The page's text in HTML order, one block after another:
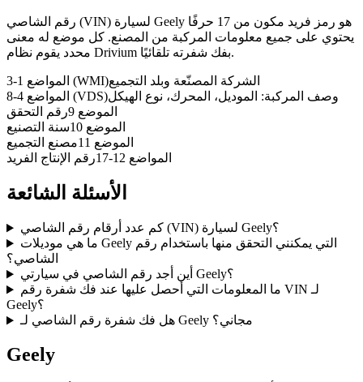
رقم الشاصي (VIN) لسيارة Geely هو رمز فريد مكون من 17 حرفًا
يحتوي على جميع معلومات المركبة من المصنع. كل موضع له معنى
محدد يقوم نظام Drivium بفك شفرته تلقائيًا.
المواضع 1-3 (WMI)الشركة المصنّعة وبلد التجميع
المواضع 4-8 (VDS)وصف المركبة: الموديل، المحرك، نوع الهيكل
الموضع 9
رقم التحقق
الموضع 10
سنة التصنيع
الموضع 11
مصنع التجميع
المواضع 12-17
رقم الإنتاج الفريد
الأسئلة الشائعة
كم عدد أرقام رقم الشاصي (VIN) لسيارة Geely؟
ما هي موديلات Geely التي يمكنني التحقق منها باستخدام رقم
الشاصي؟
أين أجد رقم الشاصي في سيارتي Geely؟
ما المعلومات التي أحصل عليها عند فك شفرة رقم VIN لـ
Geely؟
هل فك شفرة رقم الشاصي لـ Geely مجاني؟
Geely